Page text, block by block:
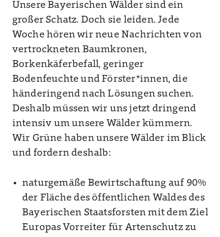
Unsere Bayerischen Wälder sind ein
großer Schatz. Doch sie leiden. Jede
Woche hören wir neue Nachrichten von
vertrockneten Baumkronen,
Borkenkäferbefall, geringer
Bodenfeuchte und Förster*innen, die
händeringend nach Lösungen suchen.
Deshalb müssen wir uns jetzt dringend
intensiv um unsere Wälder kümmern.
Wir Grüne haben unsere Wälder im Blick
und fordern deshalb:
naturgemäße Bewirtschaftung auf 90%
der Fläche des öffentlichen Waldes des
Bayerischen Staatsforsten mit dem Ziel
Europas Vorreiter für Artenschutz zu